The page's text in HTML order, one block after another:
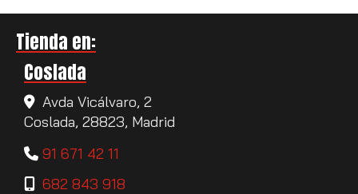
Tienda en:
Coslada
Avda Vicálvaro, 2
Coslada, 28823, Madrid
91 671 42 11
682 843 918